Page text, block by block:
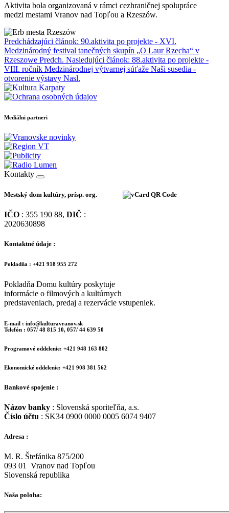
Aktivita bola organizovaná v rámci cezhraničnej spolupráce
medzi mestami Vranov nad Topľou a Rzeszów.
Predchádzajúci článok: 90.aktivita po projekte - XVI.
Medzinárodný festival tanečných skupín „O Laur Rzecha“ v
Rzeszowe Predch. Nasledujúci článok: 88.aktivita po projekte -
VIII. ročník Medzinárodnej výtvarnej súťaže Naši susedia -
otvorenie výstavy Nasl.
Mediálni partneri
Kontakty
Mestský dom kultúry, prísp. org.
IČO : 355 190 88, DIČ :
2020630898
Kontaktné údaje :
Pokladňa : +421 918 955 272
Pokladňa Domu kultúry poskytuje
informácie o filmových a kultúrnych
predstaveniach, predaj a rezervácie vstupeniek.
E-mail : info@kulturavranov.sk
Telefón : 057/ 48 815 10, 057/ 44 639 50
Programové oddelenie: +421 948 163 802
Ekonomické oddelenie: +421 908 381 562
Bankové spojenie :
Názov banky : Slovenská sporiteľňa, a.s.
Číslo účtu : SK34 0900 0000 0005 6074 9407
Adresa :
M. R. Štefánika 875/200
093 01 Vranov nad Topľou
Slovenská republika
Naša poloha: